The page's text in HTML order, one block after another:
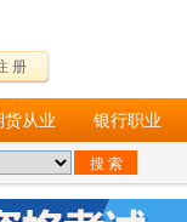
册
货从业 银行职业